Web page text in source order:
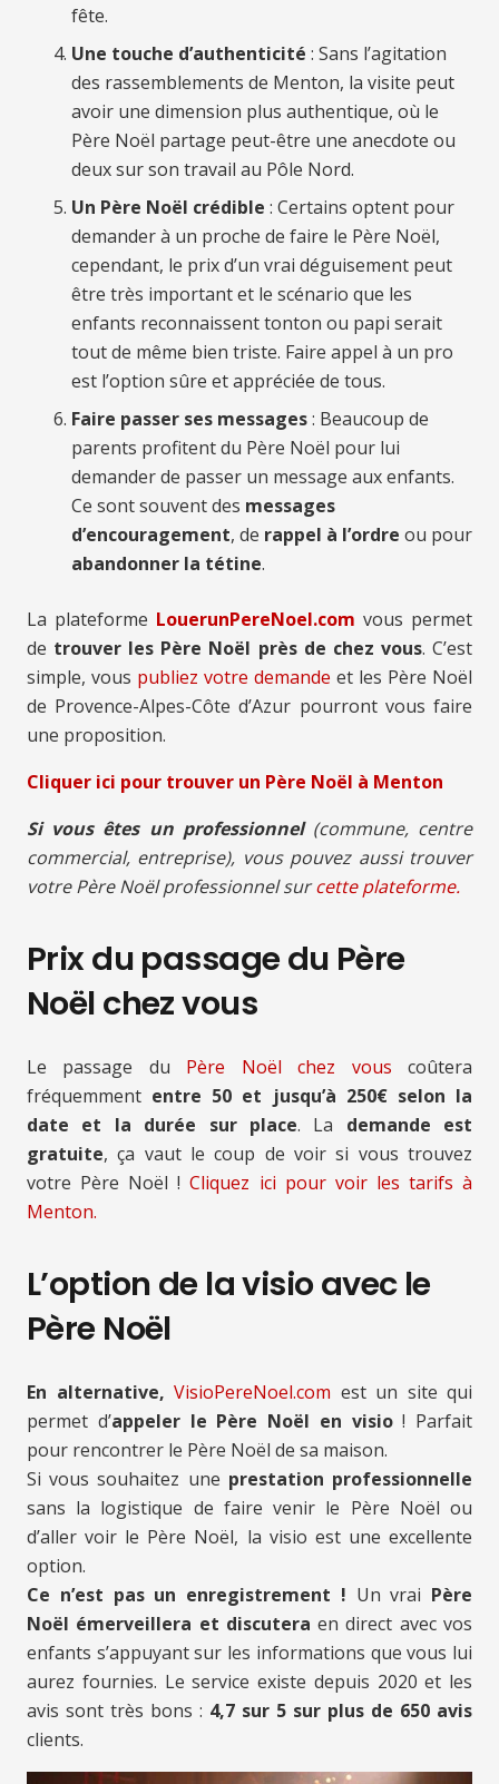
fête.
Une touche d’authenticité : Sans l’agitation
des rassemblements de Menton, la visite peut
avoir une dimension plus authentique, où le
Père Noël partage peut-être une anecdote ou
deux sur son travail au Pôle Nord.
Un Père Noël crédible : Certains optent pour
demander à un proche de faire le Père Noël,
cependant, le prix d’un vrai déguisement peut
être très important et le scénario que les
enfants reconnaissent tonton ou papi serait
tout de même bien triste. Faire appel à un pro
est l’option sûre et appréciée de tous.
Faire passer ses messages: Beaucoup de
parents profitent du Père Noël pour lui
demander de passer un message aux enfants.
Ce sont souvent des messages
d’encouragement, de rappel à l’ordre ou pour
abandonner la tétine.
La plateforme LouerunPereNoel.com vous permet
de trouver les Père Noël près de chez vous. C’est
simple, vous publiez votre demande et les Père Noël
de Provence-Alpes-Côte d’Azur pourront vous faire
une proposition.
Cliquer ici pour trouver un Père Noël à Menton
Si vous êtes un professionnel(commune, centre
commercial, entreprise), vous pouvez aussi trouver
votre Père Noël professionnel surcette plateforme.
Prix du passage du Père
Noël chez vous
Le passage du Père Noël chez vous coûtera
fréquemment entre 50 et jusqu’à 250€ selon la
date et la durée sur place. La demande est
gratuite, ça vaut le coup de voir si vous trouvez
votre Père Noël !Cliquez ici pour voir les tarifs à
Menton.
L’option de la visio avec le
Père Noël
En alternative, VisioPereNoel.com est un site qui
permet d’appeler le Père Noël en visio! Parfait
pour rencontrer le Père Noël de sa maison.
Si vous souhaitez une prestation professionnelle
sans la logistique de faire venir le Père Noël ou
d’aller voir le Père Noël, la visio est une excellente
option.
Ce n’est pas un enregistrement ! Un vrai Père
Noël émerveillera et discutera en direct avec vos
enfants s’appuyant sur les informations que vous lui
aurez fournies. Le service existe depuis 2020 et les
avis sont très bons : 4,7 sur 5 sur plus de 650 avis
clients.